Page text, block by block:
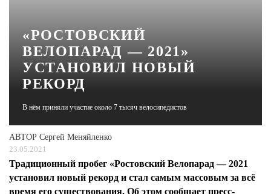
«РОСТОВСКИЙ
ВЕЛОПАРАД — 2021»
УСТАНОВИЛ НОВЫЙ
РЕКОРД
В нём приняли участие около 7 тысяч велосипедистов
АВТОР Сергей Меняйленко
23.05.2021
Традиционный пробег «Ростовский Велопарад — 2021
установил новый рекорд и стал самым массовым за всё
время его существования. Об этом сообщает пресс-